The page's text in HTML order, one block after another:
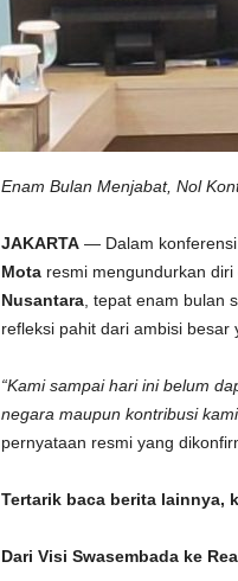
Enam Bulan Menjabat, Nol
JAKARTA— Dalam konferensi
Motaresmi mengundurkan diri
Nusantara, tepat enam bulan
refleksi pahit dari ambisi besar
“Kami sampai hari ini belum
negara maupun kontribusi
pernyataan resmi yang
Tertarik baca berita lainnya,
Dari Visi Swasembada ke